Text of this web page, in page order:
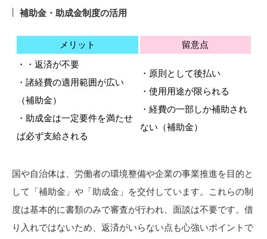
補助金・助成金制度の活用
メリット
留意点
・・返済が不要
・諸経費の適用範囲が広い
（補助金）
・助成金は一定要件を満たせ
ば必ず支給される
・原則として後払い
・使用用途が限られる
・経費の一部しか補助され
ない（補助金）
国や自治体は、労働者の環境整備や企業の事業推進を目的と
して「補助金」や「助成金」を交付しています。これらの制
度は基本的に書類のみで審査が行われ、面談は不要です。借
り入れではないため、返済がいらない点も心強いポイントで